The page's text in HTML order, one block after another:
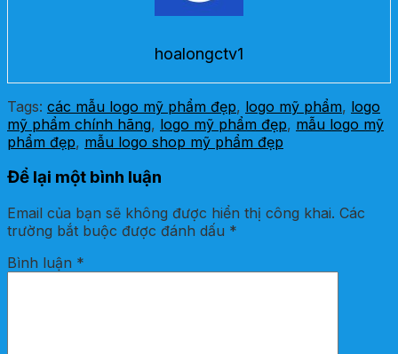
hoalongctv1
Tags: các mẫu logo mỹ phẩm đẹp, logo mỹ phẩm, logo
mỹ phẩm chính hãng, logo mỹ phẩm đẹp, mẫu logo mỹ
phẩm đẹp, mẫu logo shop mỹ phẩm đẹp
Để lại một bình luận
Email của bạn sẽ không được hiển thị công khai. Các
trường bắt buộc được đánh dấu *
Bình luận *